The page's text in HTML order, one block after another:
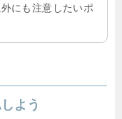
にも注意したいポ
よう